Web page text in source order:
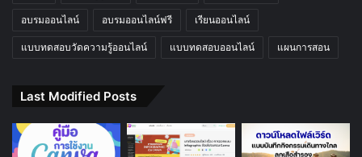
อบรมออนไลน์ อบรมออนไลน์ฟรี เรียนออนไลน์
แบบทดสอบวัดความรู้ออนไลน์ แบบทดสอบออนไลน์ แผนการสอน
Last Modified Posts